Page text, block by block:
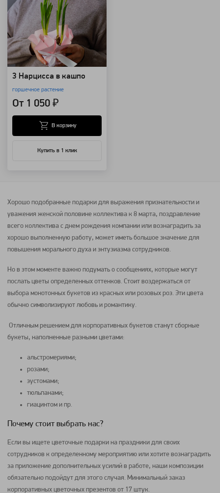
3 Нарцисса в кашпо
горшечное растение
От 1 050 ₽
Купить в 1 клик
В корзину
Хорошо подобранные подарки для выражения признательности и
уважения женской половине коллектива к 8 марта, поздравление
всего коллектива с днем рождения компании или вознаградить за
хорошо выполненную работу, может иметь большое значение для
повышения морального духа и энтузиазма сотрудников.
Но в этом моменте важно подумать о сообщениях, которые могут
послать цветы определенных оттенков. Стоит воздержаться от
выбора монотонных букетов из красных или розовых роз. Эти цвета
обычно символизируют любовь и романтику.
Отличным решением для корпоративных букетов станут сборные
букеты, наполненные разными цветами:
альстромериями;
розами;
эустомами;
тюльпанами;
гиацинтом и пр.
Почему стоит выбрать нас?
Если вы ищете цветочные подарки на праздники для своих
сотрудников к определенному мероприятию или хотите вознаградить
за приложение дополнительных усилий в работе, наши композиции
обязательно подойдут для этого случая. Минимальный заказ
корпоративных цветочных презентов от 17 штук.